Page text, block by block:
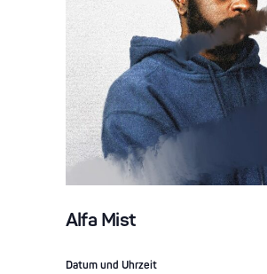
Alfa Mist
Datum und Uhrzeit